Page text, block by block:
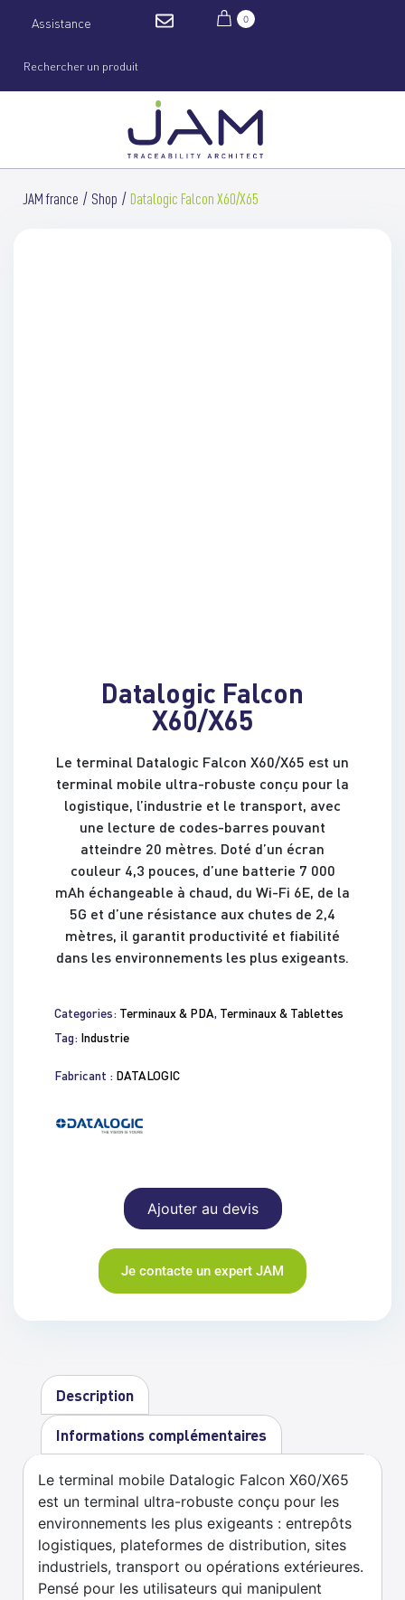
Assistance 0
JAM france Shop Datalogic Falcon X60/X65
Datalogic Falcon
X60/X65
Le terminal Datalogic Falcon X60/X65 est un
terminal mobile ultra-robuste conçu pour la
logistique, l’industrie et le transport, avec
une lecture de codes-barres pouvant
atteindre 20 mètres. Doté d’un écran
couleur 4,3 pouces, d’une batterie 7 000
mAh échangeable à chaud, du Wi-Fi 6E, de la
5G et d’une résistance aux chutes de 2,4
mètres, il garantit productivité et fiabilité
dans les environnements les plus exigeants.
Categories: Terminaux & PDA, Terminaux & Tablettes
Tag: Industrie
Fabricant : DATALOGIC
Ajouter au devis
Je contacte un expert JAM
Description
Informations complémentaires
Le terminal mobile Datalogic Falcon X60/X65
est un terminal ultra-robuste conçu pour les
environnements les plus exigeants : entrepôts
logistiques, plateformes de distribution, sites
industriels, transport ou opérations extérieures.
Pensé pour les utilisateurs qui manipulent